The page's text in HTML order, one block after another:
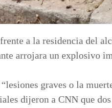
a la residencia del
arrojara un explosivo
graves o la
dijeron a CNN que